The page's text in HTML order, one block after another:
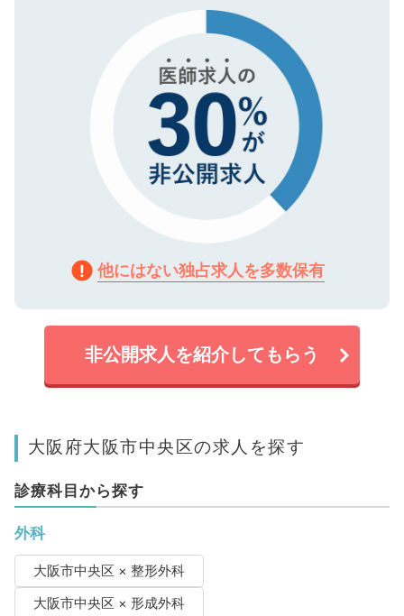
で、機密保持に関してもご安心ください。
他にはない独占求人を多数保有
非公開求人を紹介してもらう
大阪府大阪市中央区の求人を探す
診療科目から探す
外科
大阪市中央区 × 整形外科
大阪市中央区 × 形成外科